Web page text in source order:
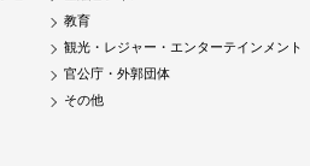
教育
観光・レジャー・エンターテインメント
官公庁・外郭団体
その他